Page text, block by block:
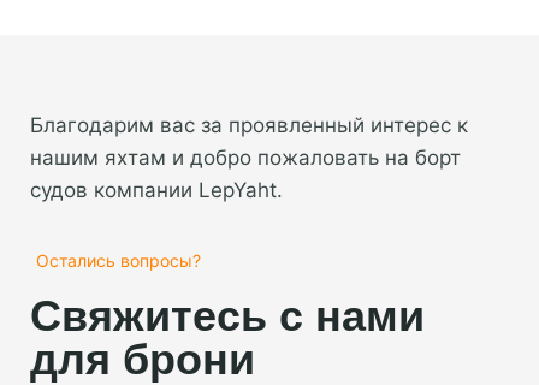
Благодарим вас за проявленный интерес к
нашим яхтам и добро пожаловать на борт
судов компании LepYaht.
Остались вопросы?
Свяжитесь с нами
для брони